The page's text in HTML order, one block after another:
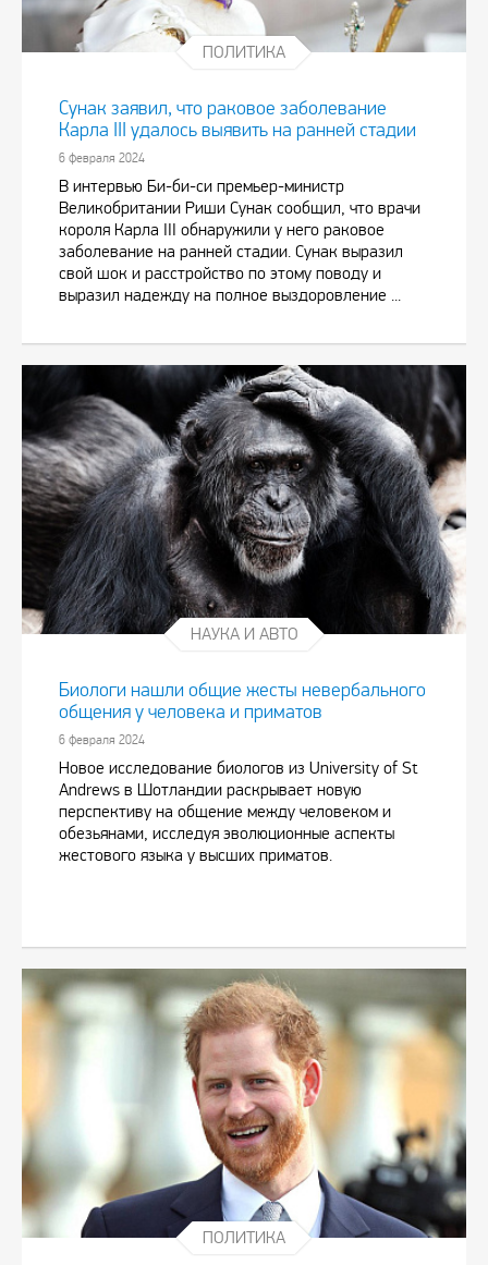
ПОЛИТИКА
Сунак заявил, что раковое заболевание
Карла III удалось выявить на ранней стадии
6 февраля 2024
В интервью Би-би-си премьер-министр
Великобритании Риши Сунак сообщил, что врачи
короля Карла III обнаружили у него раковое
заболевание на ранней стадии. Сунак выразил
свой шок и расстройство по этому поводу и
выразил надежду на полное выздоровление ...
НАУКА И АВТО
Биологи нашли общие жесты невербального
общения у человека и приматов
6 февраля 2024
Новое исследование биологов из University of St
Andrews в Шотландии раскрывает новую
перспективу на общение между человеком и
обезьянами, исследуя эволюционные аспекты
жестового языка у высших приматов.
ПОЛИТИКА